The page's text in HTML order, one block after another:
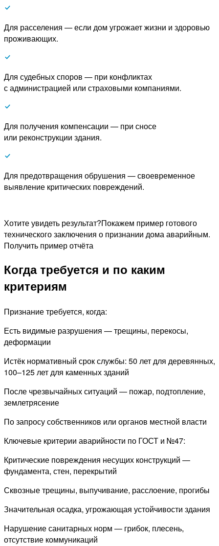
Для расселения — если дом угрожает жизни и здоровью
проживающих.
Для судебных споров — при конфликтах
с администрацией или страховыми компаниями.
Для получения компенсации — при сносе
или реконструкции здания.
Для предотвращения обрушения — своевременное
выявление критических повреждений.
Хотите увидеть результат?Покажем пример готового
технического заключения о признании дома аварийным.
Получить пример отчёта
Когда требуется и по каким
критериям
Признание требуется, когда:
Есть видимые разрушения — трещины, перекосы,
деформации
Истёк нормативный срок службы: 50 лет для деревянных,
100–125 лет для каменных зданий
После чрезвычайных ситуаций — пожар, подтопление,
землетрясение
По запросу собственников или органов местной власти
Ключевые критерии аварийности по ГОСТ и №47:
Критические повреждения несущих конструкций —
фундамента, стен, перекрытий
Сквозные трещины, выпучивание, расслоение, прогибы
Значительная осадка, угрожающая устойчивости здания
Нарушение санитарных норм — грибок, плесень,
отсутствие коммуникаций